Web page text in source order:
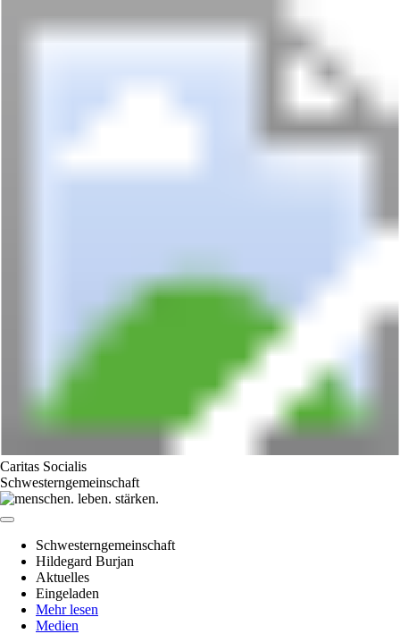
Caritas Socialis
Schwesterngemeinschaft
Schwesterngemeinschaft
Hildegard Burjan
Aktuelles
Eingeladen
Mehr lesen
Medien